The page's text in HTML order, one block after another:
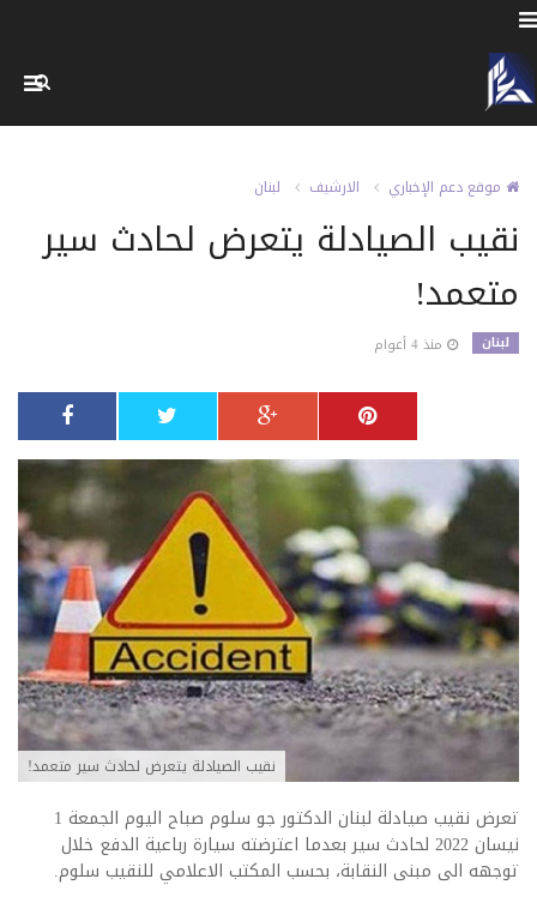
موقع دعم الإخباري الارشيف لبنان
نقيب الصيادلة يتعرض لحادث سير
متعمد!
لبنان منذ 4 أعوام
نقيب الصيادلة يتعرض لحادث سير متعمد!
تعرض نقيب صيادلة لبنان الدكتور جو سلوم صباح اليوم الجمعة 1
نيسان 2022 لحادث سير بعدما اعترضته سيارة رباعية الدفع خلال
توجهه الى مبنى النقابة، بحسب المكتب الاعلامي للنقيب سلوم.